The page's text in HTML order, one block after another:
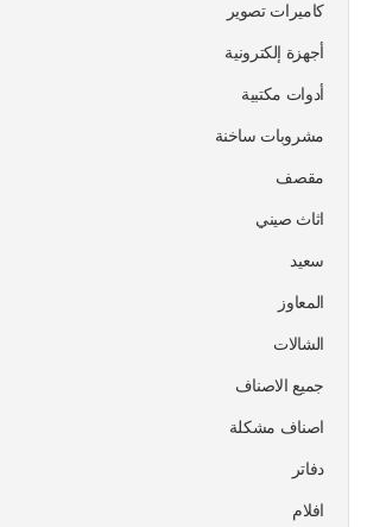
كاميرات تصوير
أجهزة إلكترونية
أدوات مكتبية
مشروبات ساخنة
مقصف
اثاث صيني
سعيد
المعاوز
الشالات
جميع الاصناف
اصناف مشكلة
دفاتر
افلام